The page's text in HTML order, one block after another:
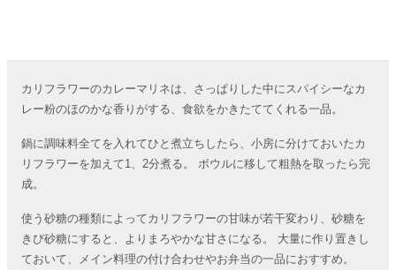
カリフラワーのカレーマリネは、さっぱりした中にスパイシーなカ
レー粉のほのかな香りがする、食欲をかきたててくれる一品。
鍋に調味料全てを入れてひと煮立ちしたら、小房に分けておいたカ
リフラワーを加えて1、2分煮る。 ボウルに移して粗熱を取ったら完
成。
使う砂糖の種類によってカリフラワーの甘味が若干変わり、砂糖を
きび砂糖にすると、よりまろやかな甘さになる。 大量に作り置きし
ておいて、メイン料理の付け合わせやお弁当の一品におすすめ。